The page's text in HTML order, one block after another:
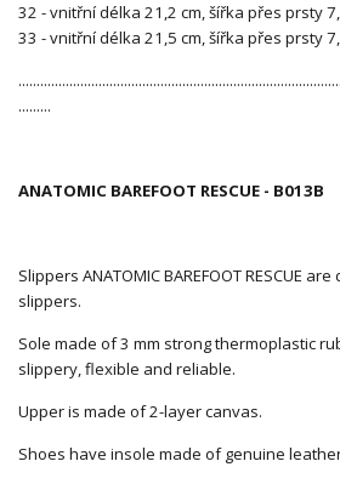
32 - vnitřní délka 21,2 cm, šířka přes prsty
33 - vnitřní délka 21,5 cm, šířka přes prsty
.........
ANATOMIC BAREFOOT RESCUE - B013B
Slippers ANATOMIC BAREFOOT RESCUE
slippers.
Sole made of 3 mm strong thermoplastic
slippery, flexible and reliable.
Upper is made of 2-layer canvas.
Shoes have insole made of genuine